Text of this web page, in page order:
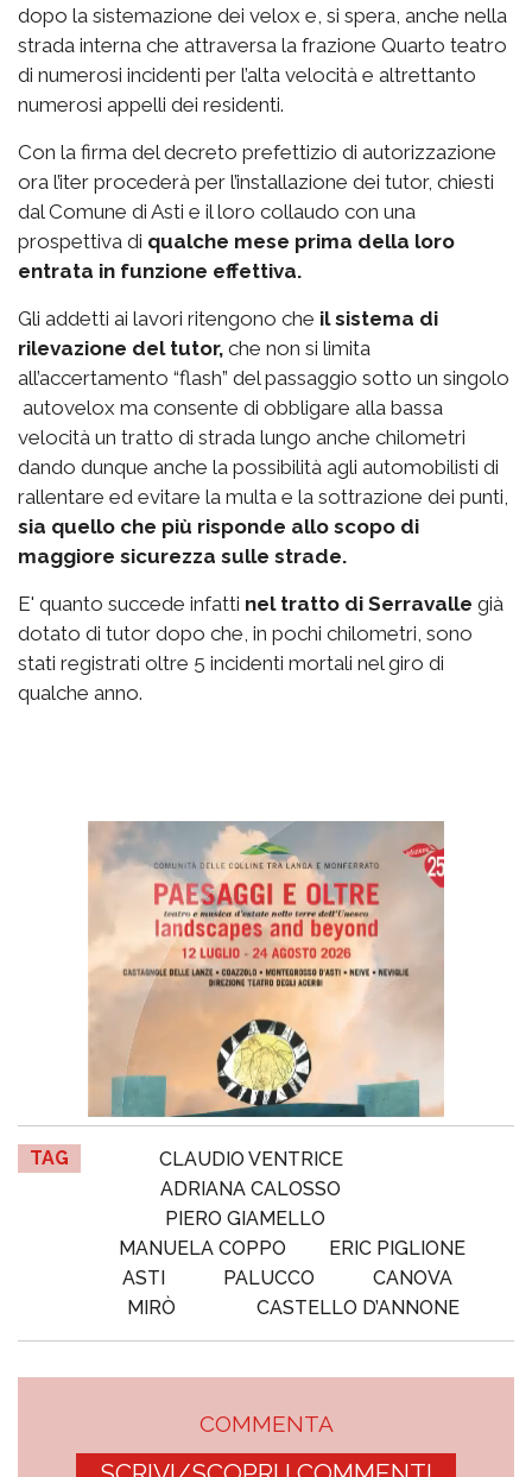
dopo la sistemazione dei velox e, si spera, anche nella
strada interna che attraversa la frazione Quarto teatro
di numerosi incidenti per l’alta velocità e altrettanto
numerosi appelli dei residenti.
Con la firma del decreto prefettizio di autorizzazione
ora l’iter procederà per l’installazione dei tutor, chiesti
dal Comune di Asti e il loro collaudo con una
prospettiva di qualche mese prima della loro
entrata in funzione effettiva.
Gli addetti ai lavori ritengono che il sistema di
rilevazione del tutor, che non si limita
all’accertamento “flash” del passaggio sotto un singolo
autovelox ma consente di obbligare alla bassa
velocità un tratto di strada lungo anche chilometri
dando dunque anche la possibilità agli automobilisti di
rallentare ed evitare la multa e la sottrazione dei punti,
sia quello che più risponde allo scopo di
maggiore sicurezza sulle strade.
E' quanto succede infatti nel tratto di Serravalle già
dotato di tutor dopo che, in pochi chilometri, sono
stati registrati oltre 5 incidenti mortali nel giro di
qualche anno.
TAG
CLAUDIO VENTRICE
ADRIANA CALOSSO
PIERO GIAMELLO
MANUELA COPPO
ERIC PIGLIONE
ASTI
PALUCCO
CANOVA
MIRÒ
CASTELLO D’ANNONE
COMMENTA